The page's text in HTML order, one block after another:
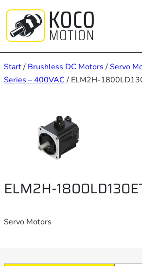
Inhalt
springen
Start/ Brushless DC Motors /Servo
Series – 400VAC / ELM2H-
ELM2H-
Servo Motors